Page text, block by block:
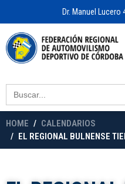
Dr. Manuel
Search
for:
HOME
CALENDARIOS
EL REGIONAL BULNENSE